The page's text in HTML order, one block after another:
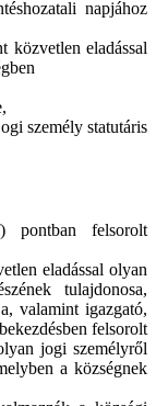
napjához
közvetlen eladással
személy statutáris
felsorolt
eladással olyan
tulajdonosa,
valamint igazgató,
felsorolt
jogi személyről
a községnek